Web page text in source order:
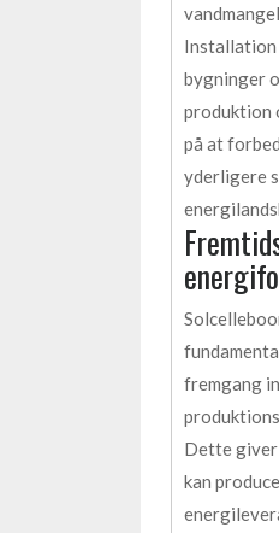
Installation
bygninger
produktion
på at
yderligere
fremgang
Dette giver
kan